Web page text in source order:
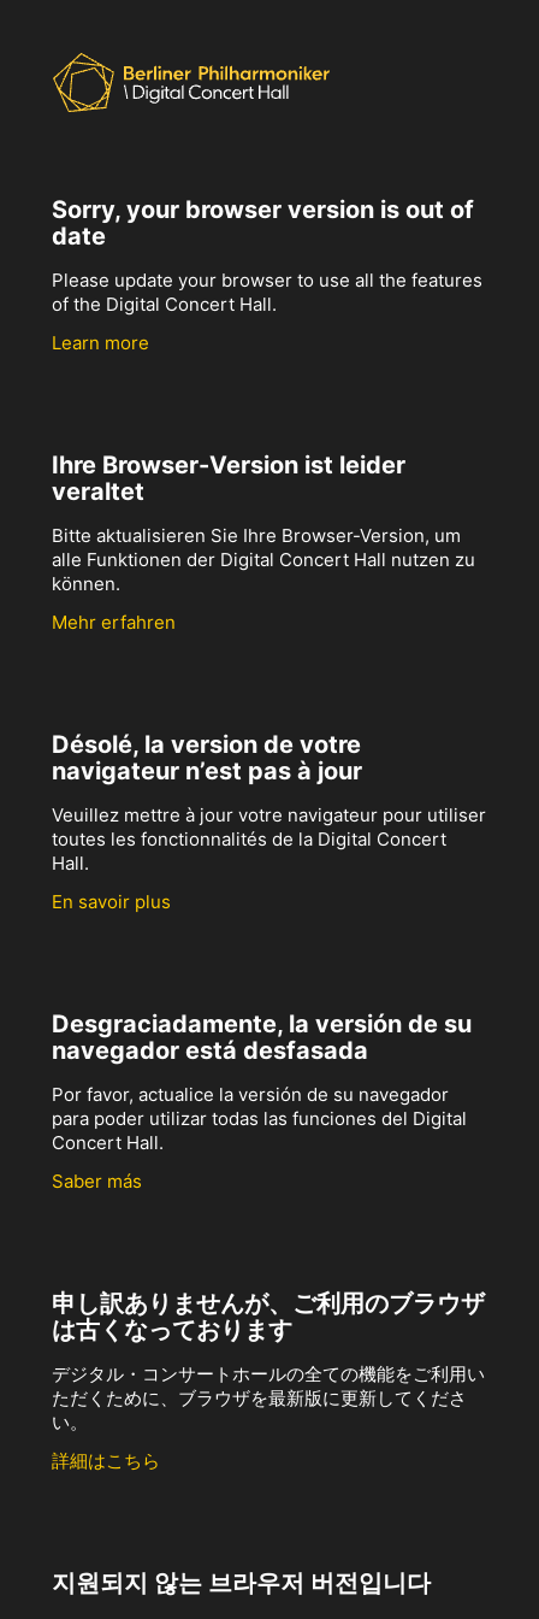
Sorry, your browser version is out of
date
Please update your browser to use all the features
of the Digital Concert Hall.
Learn more
Ihre Browser-Version ist leider
veraltet
Bitte aktualisieren Sie Ihre Browser-Version, um
alle Funktionen der Digital Concert Hall nutzen zu
können.
Mehr erfahren
Désolé, la version de votre
navigateur n’est pas à jour
Veuillez mettre à jour votre navigateur pour utiliser
toutes les fonctionnalités de la Digital Concert
Hall.
En savoir plus
Desgraciadamente, la versión de su
navegador está desfasada
Por favor, actualice la versión de su navegador
para poder utilizar todas las funciones del Digital
Concert Hall.
Saber más
申し訳ありませんが、ご利用のブラウザ
は古くなっております
デジタル・コンサートホールの全ての機能をご利用い
ただくために、ブラウザを最新版に更新してくださ
い。
詳細はこちら
지원되지 않는 브라우저 버전입니다